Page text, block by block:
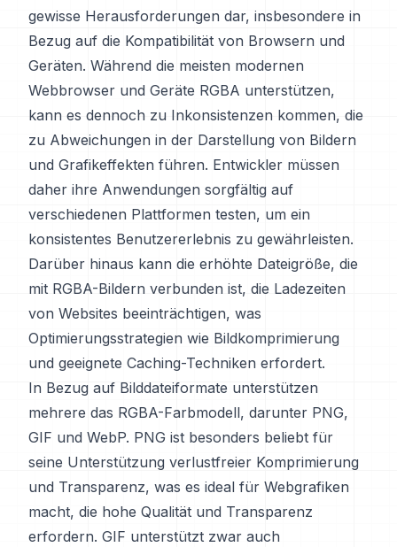
gewisse Herausforderungen dar, insbesondere in
Bezug auf die Kompatibilität von Browsern und
Geräten. Während die meisten modernen
Webbrowser und Geräte RGBA unterstützen,
kann es dennoch zu Inkonsistenzen kommen, die
zu Abweichungen in der Darstellung von Bildern
und Grafikeffekten führen. Entwickler müssen
daher ihre Anwendungen sorgfältig auf
verschiedenen Plattformen testen, um ein
konsistentes Benutzererlebnis zu gewährleisten.
Darüber hinaus kann die erhöhte Dateigröße, die
mit RGBA-Bildern verbunden ist, die Ladezeiten
von Websites beeinträchtigen, was
Optimierungsstrategien wie Bildkomprimierung
und geeignete Caching-Techniken erfordert.
In Bezug auf Bilddateiformate unterstützen
mehrere das RGBA-Farbmodell, darunter PNG,
GIF und WebP. PNG ist besonders beliebt für
seine Unterstützung verlustfreier Komprimierung
und Transparenz, was es ideal für Webgrafiken
macht, die hohe Qualität und Transparenz
erfordern. GIF unterstützt zwar auch